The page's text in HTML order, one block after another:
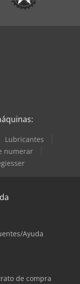
Lubricantes
numerar
Ayuda
de compra